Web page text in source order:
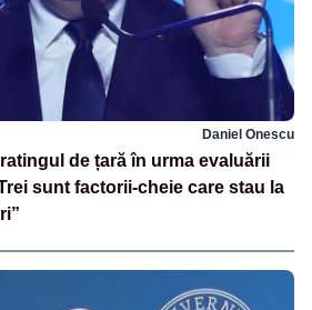
Daniel Onescu
de țară în urma evaluării
sunt factorii-cheie care stau la